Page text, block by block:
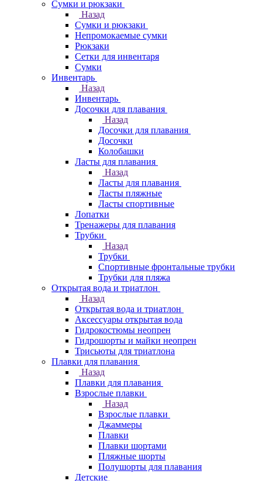
Сумки и рюкзаки
Назад
Сумки и рюкзаки
Непромокаемые сумки
Рюкзаки
Сетки для инвентаря
Сумки
Инвентарь
Назад
Инвентарь
Досочки для плавания
Назад
Досочки для плавания
Досочки
Колобашки
Ласты для плавания
Назад
Ласты для плавания
Ласты пляжные
Ласты спортивные
Лопатки
Тренажеры для плавания
Трубки
Назад
Трубки
Спортивные фронтальные трубки
Трубки для пляжа
Открытая вода и триатлон
Назад
Открытая вода и триатлон
Аксессуары открытая вода
Гидрокостюмы неопрен
Гидрошорты и майки неопрен
Трисьюты для триатлона
Плавки для плавания
Назад
Плавки для плавания
Взрослые плавки
Назад
Взрослые плавки
Джаммеры
Плавки
Плавки шортами
Пляжные шорты
Полушорты для плавания
Детские